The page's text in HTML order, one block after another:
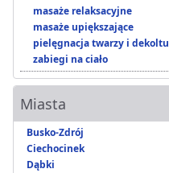
masaże relaksacyjne
masaże upiększające
pielęgnacja twarzy i dekoltu
zabiegi na ciało
Miasta
Busko-Zdrój
Ciechocinek
Dąbki